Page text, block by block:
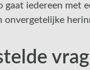
gaat iedereen met
onvergetelijke